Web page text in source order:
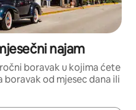
najam
boravak u kojima ćete
boravak od mjesec dana ili